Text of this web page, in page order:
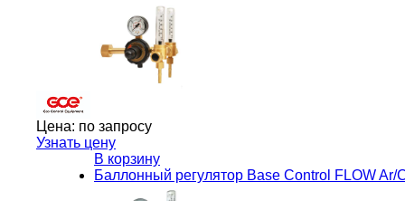
Цена: по запросу
Узнать цену
В корзину
Баллонный регулятор Base Control FLOW